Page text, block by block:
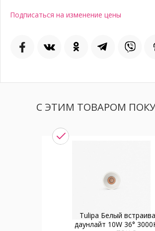
Подписаться на изменение цены
С ЭТИМ ТОВАРОМ
Tulipa Белый
даунлайт 10W 36°